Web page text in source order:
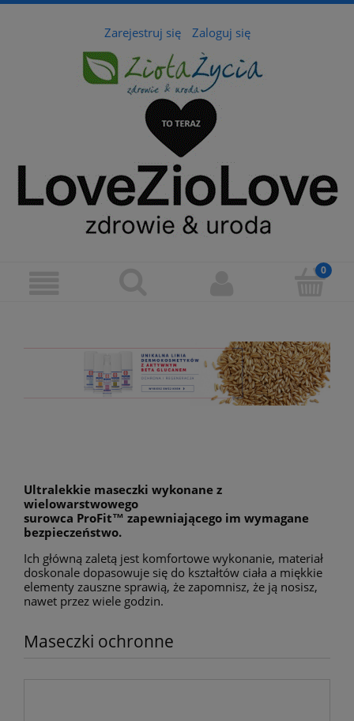
Zarejestruj się Zaloguj się
Ultralekkie maseczki wykonane z
wielowarstwowego
surowca ProFit™ zapewniającego im wymagane
bezpieczeństwo.
Ich główną zaletą jest komfortowe wykonanie, materiał
doskonale dopasowuje się do kształtów ciała a miękkie
elementy zauszne sprawią, że zapomnisz, że ją nosisz,
nawet przez wiele godzin.
Maseczki ochronne